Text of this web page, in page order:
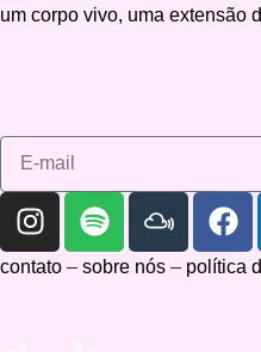
um corpo vivo, uma extensão
contato – sobre nós – política